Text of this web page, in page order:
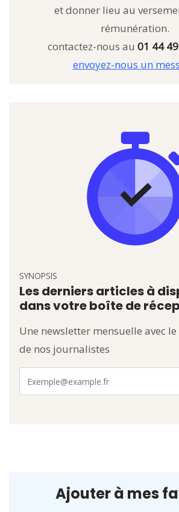
Ajouter à mes
et donner lieu au
rémunération.
contactez-nous au 01 44
envoyez-nous un
SYNOPSIS
Les derniers articles à
dans votre boîte de
Une newsletter mensuelle avec
de nos journalistes